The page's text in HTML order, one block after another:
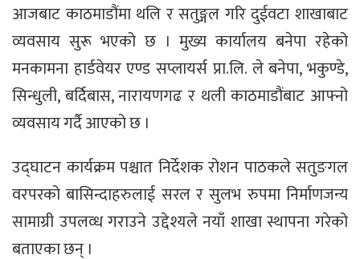
आजबाट काठमाडौंमा थलि र सतुङ्गल गरि दुईवटा शाखाबाट
व्यवसाय सुरू भएको छ । मुख्य कार्यालय बनेपा रहेको
मनकामना हार्डवेयर एण्ड सप्लायर्स प्रा.लि. ले बनेपा, भकुण्डे,
सिन्धुली, बर्दिबास, नारायणगढ र थली काठमाडौंबाट आफ्नो
व्यवसाय गर्दै आएको छ ।
उद्घाटन कार्यक्रम पश्चात निर्देशक रोशन पाठकले सतुङगल
वरपरको बासिन्दाहरुलाई सरल र सुलभ रुपमा निर्माणजन्य
सामाग्री उपलव्ध गराउने उद्देश्यले नयाँ शाखा स्थापना गरेको
बताएका छन् ।